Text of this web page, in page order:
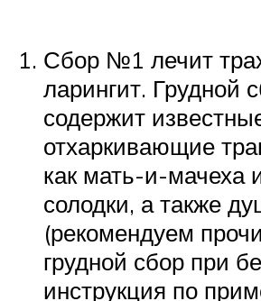
Сбор №1 лечит
ларингит. Грудной
содержит
отхаркивающие
как мать-и-мачеха
солодки, а также
(рекомендуем
грудной сбор при
инструкция по